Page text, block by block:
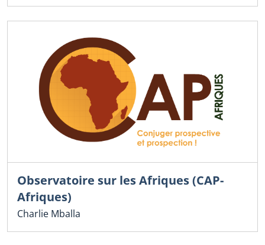
Observatoire sur les Afriques (CAP-
Afriques)
Charlie Mballa